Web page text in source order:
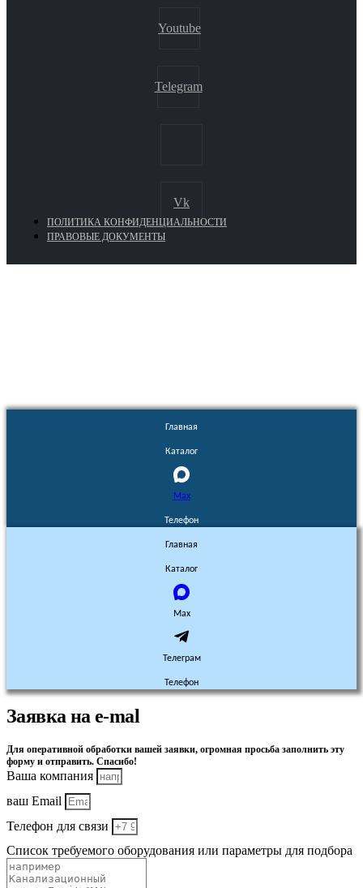
Youtube
Telegram
Vk
ПОЛИТИКА КОНФИДЕНЦИАЛЬНОСТИ
ПРАВОВЫЕ ДОКУМЕНТЫ
Главная
Каталог
Max
Телефон
Главная
Каталог
Max
Телеграм
Телефон
Заявка на e-mal
Для оперативной обработки вашей заявки, огромная просьба заполнить эту
форму и отправить. Спасибо!
Ваша компания
ваш Email
Телефон для связи
Список требуемого оборудования или параметры для подбора